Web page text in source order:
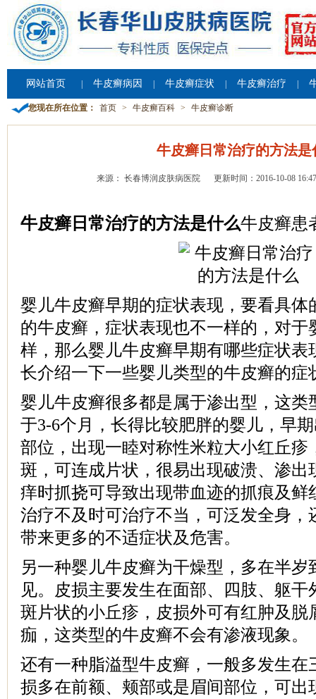
网站首页 牛皮癣病因 牛皮癣症状 牛皮癣治疗
您现在所在位置： 首页 > 牛皮癣百科 > 牛皮癣诊断
牛皮癣日常治疗的方法是
来源： 长春博润皮肤病医院 更新时间：2016-10-08
牛皮癣日常治疗的方法是什么牛皮癣患
婴儿牛皮癣早期的症状表现，要看具体
的牛皮癣，症状表现也不一样的，对于
样，那么婴儿牛皮癣早期有哪些症状表
长介绍一下一些婴儿类型的牛皮癣的症
婴儿牛皮癣很多都是属于渗出型，这类
于3-6个月，长得比较肥胖的婴儿，早
部位，出现一睦对称性米粒大小红丘疹
斑，可连成片状，很易出现破溃、渗出
痒时抓挠可导致出现带血迹的抓痕及鲜
治疗不及时可治疗不当，可泛发全身，
带来更多的不适症状及危害。
另一种婴儿牛皮癣为干燥型，多在半岁
见。皮损主要发生在面部、四肢、躯
斑片状的小丘疹，皮损外可有红肿及脱
痂，这类型的牛皮癣不会有渗液现象。
还有一种脂溢型牛皮癣，一般多发生在
损多在前额、颊部或是眉间部位，可出